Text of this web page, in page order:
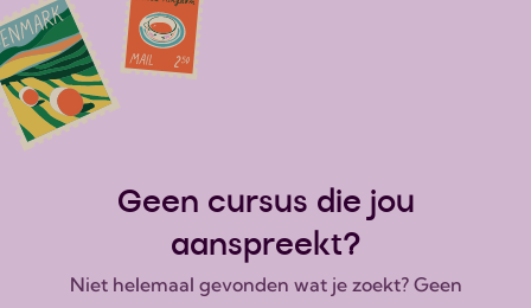
Geen cursus die jou
aanspreekt?
Niet helemaal gevonden wat je zoekt? Geen